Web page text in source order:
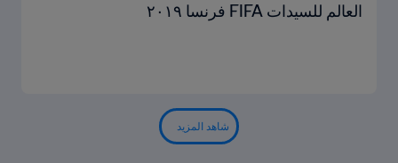
العالم للسيدات FIFA فرنسا ٢٠١٩
شاهد المزيد